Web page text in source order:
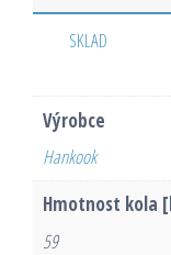
SKLAD
Výrobce
Hankook
Hmotnost kola
59